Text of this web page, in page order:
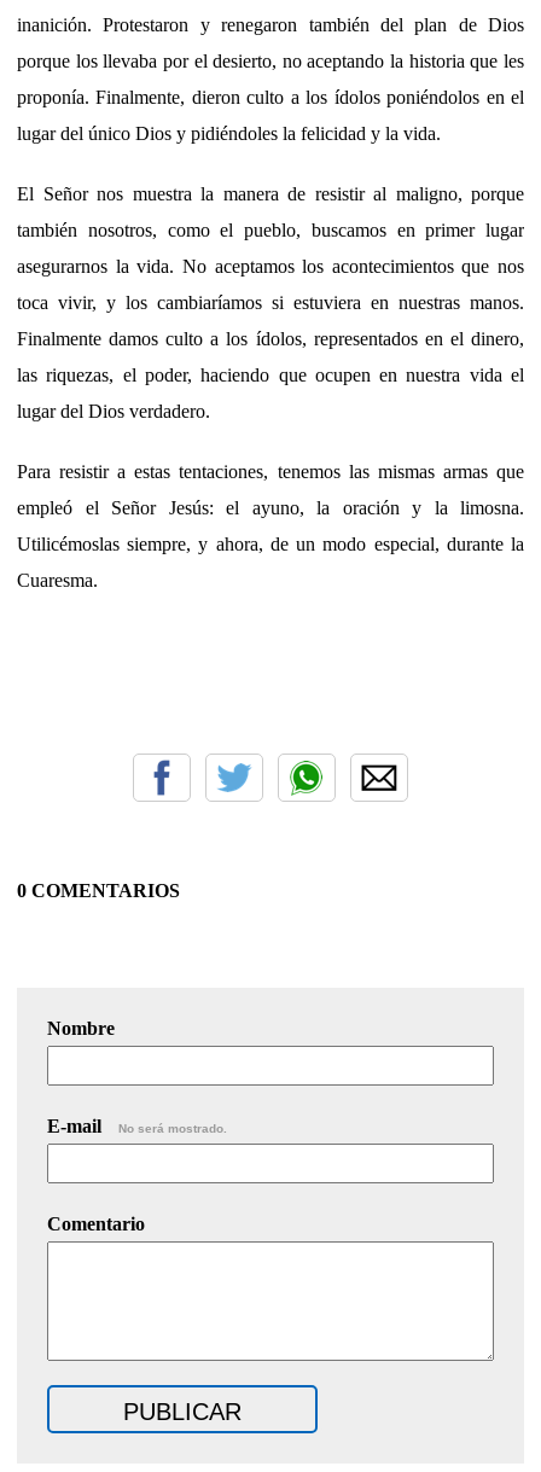
inanición. Protestaron y renegaron también del plan de Dios
porque los llevaba por el desierto, no aceptando la historia que les
proponía. Finalmente, dieron culto a los ídolos poniéndolos en el
lugar del único Dios y pidiéndoles la felicidad y la vida.
El Señor nos muestra la manera de resistir al maligno, porque
también nosotros, como el pueblo, buscamos en primer lugar
asegurarnos la vida. No aceptamos los acontecimientos que nos
toca vivir, y los cambiaríamos si estuviera en nuestras manos.
Finalmente damos culto a los ídolos, representados en el dinero,
las riquezas, el poder, haciendo que ocupen en nuestra vida el
lugar del Dios verdadero.
Para resistir a estas tentaciones, tenemos las mismas armas que
empleó el Señor Jesús: el ayuno, la oración y la limosna.
Utilicémoslas siempre, y ahora, de un modo especial, durante la
Cuaresma.
0 COMENTARIOS
Nombre
E-mail No será mostrado.
Comentario